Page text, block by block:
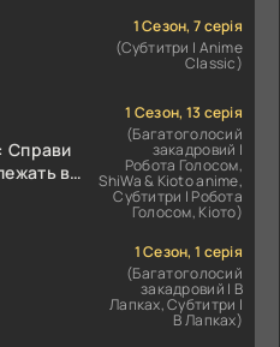
1 Сезон, 7 серія
(Субтитри | Anime
Classic)
Справи
від
1 Сезон, 13 серія
(Багатоголосий
закадровий |
Робота Голосом,
ShiWa & Kioto anime,
Субтитри | Робота
Голосом, Кіото)
1 Сезон, 1 серія
(Багатоголосий
закадровий | В
Лапках, Субтитри |
В Лапках)